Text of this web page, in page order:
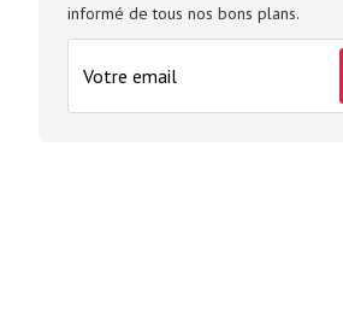
informé de tous nos bons plans.